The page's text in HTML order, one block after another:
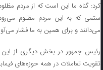
کرد: گناه ما این است که از مردم
ستمی که به این مردم مظلوم
می‌دانند و برای همین به ما فشار
رئیس جمهور در بخش دیگری از این
تقویت تعاملات در همه حوزه‌های